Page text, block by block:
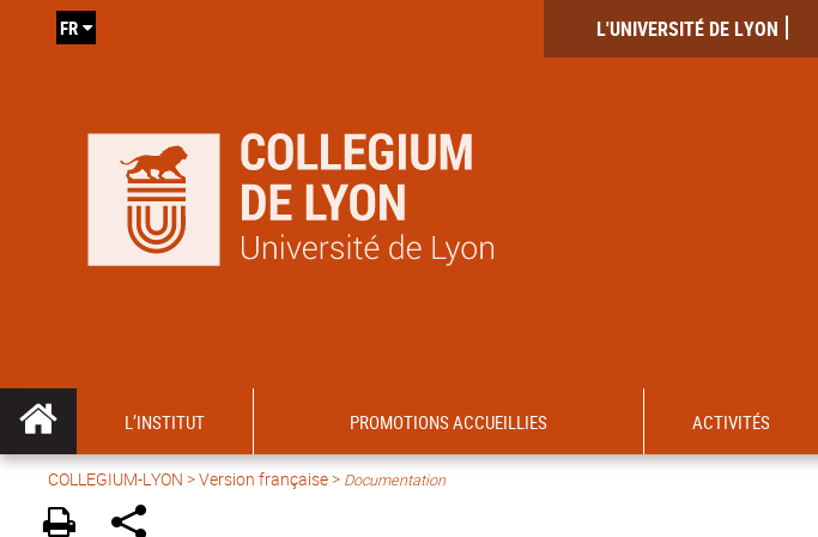
L'UNIVERSITÉ DE LYON
FR
L’INSTITUT PROMOTIONS ACCUEILLIES ACTIVITÉS
COLLEGIUM-LYON >Version française> Documentation